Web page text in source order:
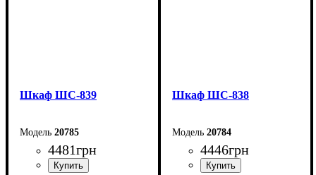
Шкаф ШС-839
20785
4481грн
Шкаф ШС-838
20784
4446грн